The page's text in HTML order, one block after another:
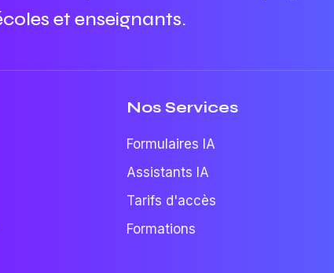
et enseignants.
Nos Services
Formulaires IA
Assistants IA
Tarifs d'accès
Formations